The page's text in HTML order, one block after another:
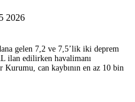
2026
gelen 7,2 ve 7,5’lik iki deprem
ilan edilirken havalimanı
Kurumu, can kaybının en az 10 bin